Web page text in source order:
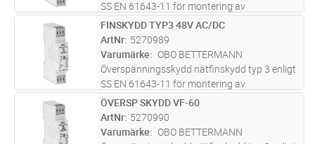
SS EN 61643-11 för montering av
normkapsling. Avsedd för lik- och
växelspänningssystem. Med optisk
funktionsindikering. Med monteringsvänliga,
skruvlösa...läs mer
ST Lägg i kundvagn
FINSKYDD TYP3 48V AC/DC
ArtNr 5270989
Varumärke
OBO BETTERMANN
Överspänningsskydd nätfinskydd typ 3 enligt
SS EN 61643-11 för montering av
normkapsling. Avsedd för lik- och
växelspänningssystem. Med optisk
funktionsindikering. Med monteringsvänliga,
ST Lägg i kundvagn
ÖVERSP SKYDD VF-60
ArtNr 5270990
Varumärke
OBO BETTERMANN